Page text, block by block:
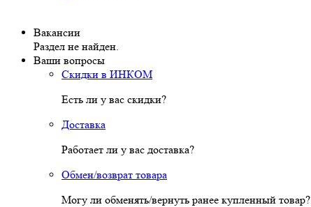
Вакансии
Раздел не найден.
Ваши вопросы
Скидки в ИНКОМ
Есть ли у вас скидки?
Доставка
Работает ли у вас доставка?
Обмен/возврат товара
Могу ли обменять/вернуть ранее купленный товар?